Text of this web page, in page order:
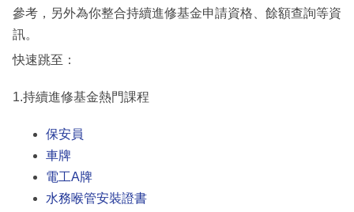
參考，另外為你整合持續進修基金申請資格、餘額查詢等資
訊。
快速跳至：
1.持續進修基金熱門課程
保安員
車牌
電工A牌
水務喉管安裝證書